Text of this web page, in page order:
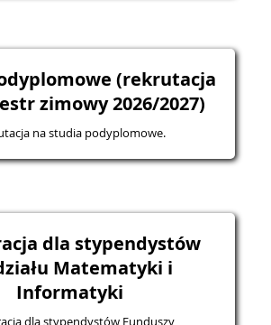
(rekrutacja
zimowy 2026/2027)
na studia podyplomowe.
dla stypendystów
Matematyki i
Informatyki
dla stypendystów Funduszy